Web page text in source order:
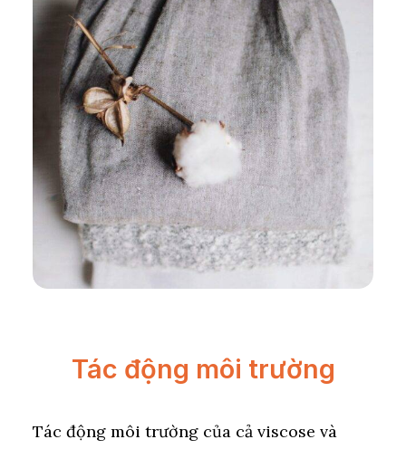
Tác động môi trường
Tác động môi trường của cả viscose và